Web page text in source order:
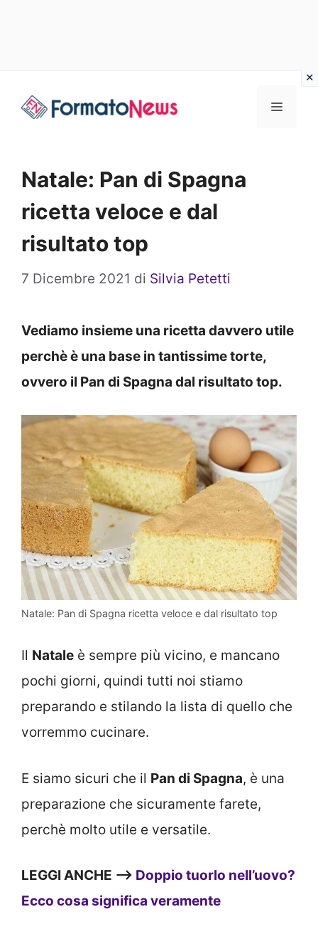
Menu
Natale: Pan di Spagna
ricetta veloce e dal
risultato top
7 Dicembre 2021 di Silvia Petetti
Vediamo insieme una ricetta davvero utile
perchè è una base in tantissime torte,
ovvero il Pan di Spagna dal risultato top.
Natale: Pan di Spagna ricetta veloce e dal risultato top
Il Natale è sempre più vicino, e mancano
pochi giorni, quindi tutti noi stiamo
preparando e stilando la lista di quello che
vorremmo cucinare.
E siamo sicuri che il Pan di Spagna, è una
preparazione che sicuramente farete,
perchè molto utile e versatile.
LEGGI ANCHE —> Doppio tuorlo nell’uovo?
Ecco cosa significa veramente